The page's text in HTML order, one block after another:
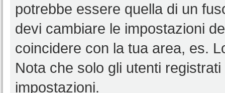
potrebbe essere quella di un
devi cambiare le impostazioni
coincidere con la tua area, es.
Nota che solo gli utenti
impostazioni.